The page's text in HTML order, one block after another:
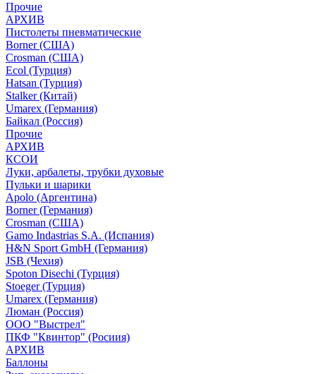
Прочие
АРХИВ
Пистолеты пневматические
Borner (США)
Crosman (США)
Ecol (Турция)
Hatsan (Турция)
Stalker (Китай)
Umarex (Германия)
Байкал (Россия)
Прочие
АРХИВ
КСОИ
Луки, арбалеты, трубки духовые
Пульки и шарики
Apolo (Аргентина)
Borner (Германия)
Crosman (США)
Gamo Indastrias S.A. (Испания)
H&N Sport GmbH (Германия)
JSB (Чехия)
Spoton Disechi (Турция)
Stoeger (Турция)
Umarex (Германия)
Люман (Россия)
ООО "Выстрел"
ПКФ "Квинтор" (Росиия)
АРХИВ
Баллоны